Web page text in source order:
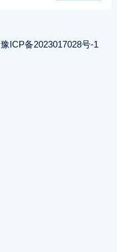
豫ICP备2023017028号-1